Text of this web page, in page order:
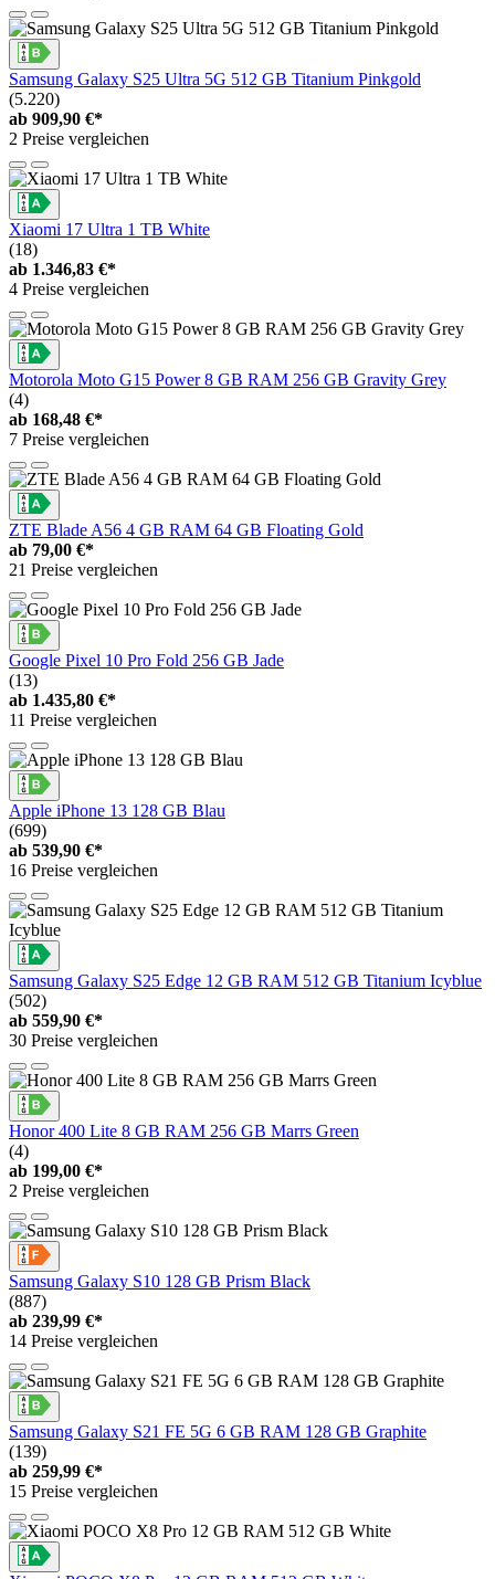
Samsung Galaxy S25 Ultra 5G 512 GB Titanium Pinkgold
(5.220)
ab 909,90 €*
2 Preise vergleichen
Xiaomi 17 Ultra 1 TB White
(18)
ab 1.346,83 €*
4 Preise vergleichen
Motorola Moto G15 Power 8 GB RAM 256 GB Gravity Grey
(4)
ab 168,48 €*
7 Preise vergleichen
ZTE Blade A56 4 GB RAM 64 GB Floating Gold
ab 79,00 €*
21 Preise vergleichen
Google Pixel 10 Pro Fold 256 GB Jade
(13)
ab 1.435,80 €*
11 Preise vergleichen
Apple iPhone 13 128 GB Blau
(699)
ab 539,90 €*
16 Preise vergleichen
Samsung Galaxy S25 Edge 12 GB RAM 512 GB Titanium Icyblue
(502)
ab 559,90 €*
30 Preise vergleichen
Honor 400 Lite 8 GB RAM 256 GB Marrs Green
(4)
ab 199,00 €*
2 Preise vergleichen
Samsung Galaxy S10 128 GB Prism Black
(887)
ab 239,99 €*
14 Preise vergleichen
Samsung Galaxy S21 FE 5G 6 GB RAM 128 GB Graphite
(139)
ab 259,99 €*
15 Preise vergleichen